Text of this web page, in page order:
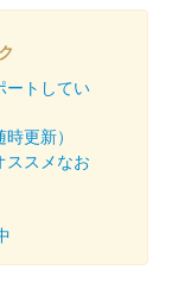
タンプラリーin
）に入城するとも
ートしてい
更新）
ススメなお